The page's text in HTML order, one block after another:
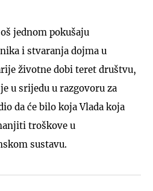
jednom pokušaju
i stvaranja dojma u
životne dobi teret društvu,
u srijedu u razgovoru za
da će bilo koja Vlada koja
troškove u
sustavu.